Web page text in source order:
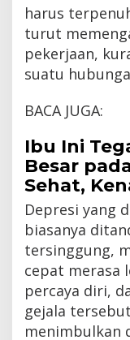
harus
turut
pekerjaan,
suatu
BACA JUGA:
Ibu Ini
Besar
Sehat,
Depresi yang
biasanya
tersinggung,
cepat merasa
percaya diri,
gejala
menimbulkan